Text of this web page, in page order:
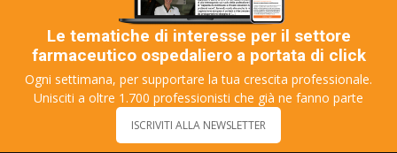
Le tematiche di interesse per il settore
farmaceutico ospedaliero a portata di click
Ogni settimana, per supportare la tua crescita professionale.
Unisciti a oltre 1.700 professionisti che già ne fanno parte
ISCRIVITI ALLA NEWSLETTER